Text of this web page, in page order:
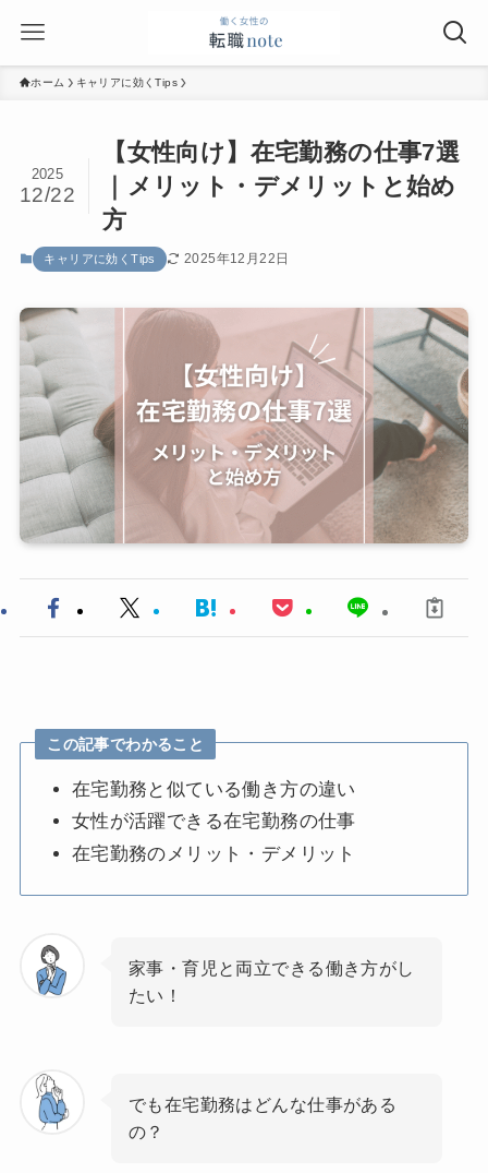
ホーム キャリアに効くTips
【女性向け】在宅勤務の仕事7選
｜メリット・デメリットと始め
方
2025
12/22
キャリアに効くTips 2025年12月22日
この記事でわかること
在宅勤務と似ている働き方の違い
女性が活躍できる在宅勤務の仕事
在宅勤務のメリット・デメリット
家事・育児と両立できる働き方がし
たい！
でも在宅勤務はどんな仕事がある
の？